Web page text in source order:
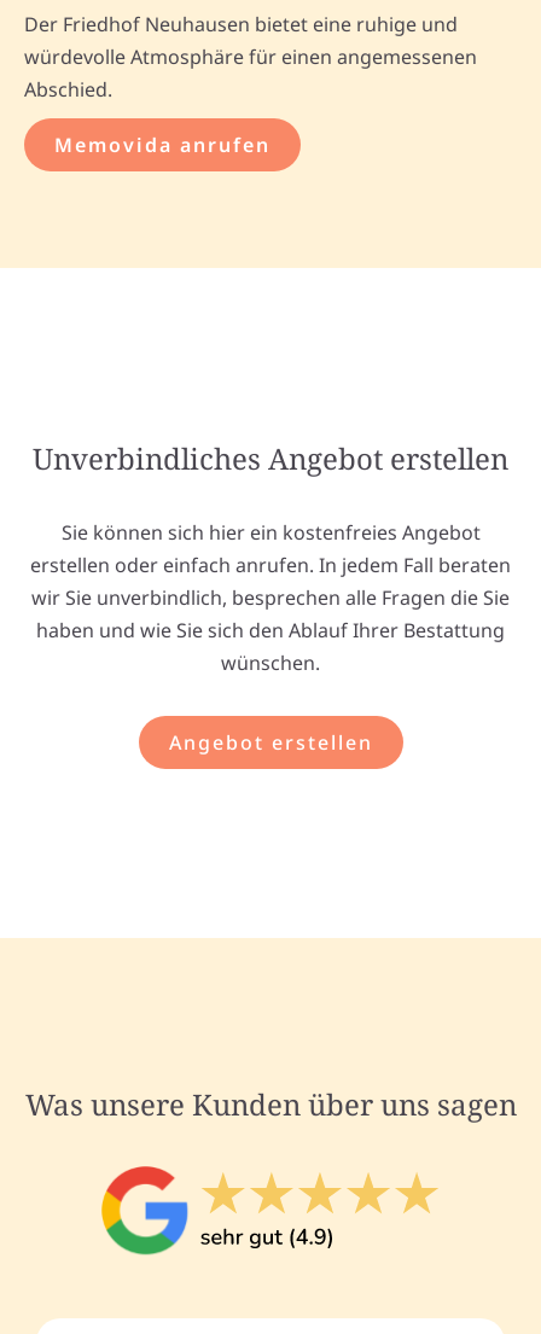
Der Friedhof Neuhausen bietet eine ruhige und
würdevolle Atmosphäre für einen angemessenen
Abschied.
Memovida anrufen
Unverbindliches Angebot erstellen
Sie können sich hier ein kostenfreies Angebot
erstellen oder einfach anrufen. In jedem Fall beraten
wir Sie unverbindlich, besprechen alle Fragen die Sie
haben und wie Sie sich den Ablauf Ihrer Bestattung
wünschen.
Angebot erstellen
Was unsere Kunden über uns sagen